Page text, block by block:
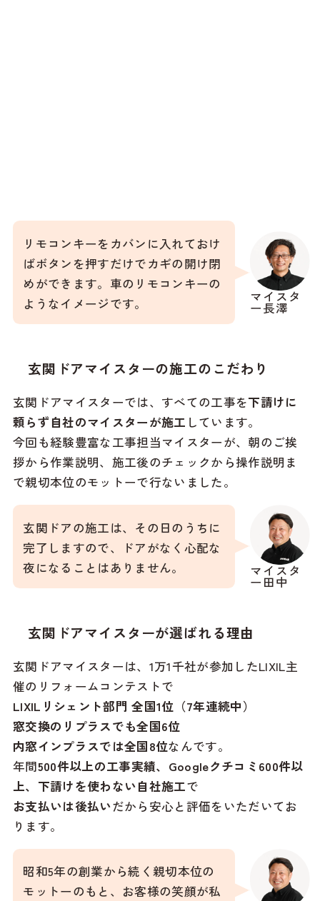
マイスタ
ー長澤
リモコンキーをカバンに入れておけ
ばボタンを押すだけでカギの開け閉
めができます。車のリモコンキーの
ようなイメージです。
玄関ドアマイスターの施工のこだわり
玄関ドアマイスターでは、すべての工事を下請けに
頼らず自社のマイスターが施工 しています。
今回も経験豊富な工事担当マイスターが、朝のご挨
拶から作業説明、施工後のチェックから操作説明ま
で親切本位のモットーで行ないました。
マイスタ
ー田中
玄関ドアの施工は、その日のうちに
完了しますので、ドアがなく心配な
夜になることはありません。
玄関ドアマイスターが選ばれる理由
玄関ドアマイスターは、1万1千社が参加したLIXIL主
催のリフォームコンテストで
LIXILリシェント部門 全国1位（7年連続中）
窓交換のリプラスでも全国6位
内窓インプラスでは全国8位なんです。
年間500件以上の工事実績、 Googleクチコミ600件以
上、 下請けを使わない自社施工で
お支払いは後払いだから安心と評価をいただいてお
ります。
昭和5年の創業から続く親切本位の
モットーのもと、お客様の笑顔が私